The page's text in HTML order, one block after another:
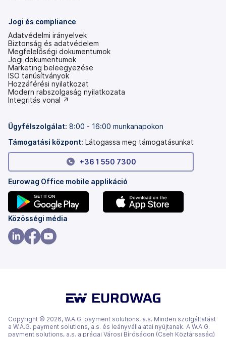
Jogi és compliance
Adatvédelmi irányelvek
Biztonság és adatvédelem
Megfelelőségi dokumentumok
Jogi dokumentumok
Marketing beleegyezése
ISO tanúsítványok
Hozzáférési nyilatkozat
(új
lapon
Modern rabszolgaság nyilatkozata
(új
meg)
Integritás vonal ↗
Ügyfélszolgálat: 8:00 - 16:00 munkanapokon
Támogatási központ: Látogassa meg támogatásunkat
+36 1 550 7300
Eurowag Office mobile applikáció
(új
lapon
nyílik
Közösségi média
Copyright © 2026, W.A.G. payment solutions, a.s. Minden szolgáltatást
a W.A.G. payment solutions, a.s. és leányvállalatai nyújtanak. A W.A.G.
payment solutions, a.s. a prágai Városi Bíróságon (Cseh Köztársaság)